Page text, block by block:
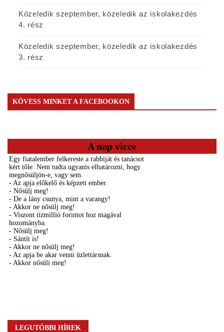
Közeledik szeptember, közeledik az iskolakezdés
4. rész
Közeledik szeptember, közeledik az iskolakezdés
3. rész
KÖVESS MINKET A FACEBOOKON
A nap vicce
LEGUTÓBBI HÍREK